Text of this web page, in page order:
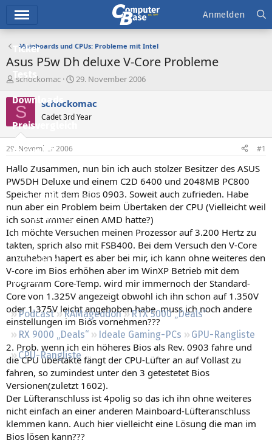
Ticker
Tests
Downloads
Preisvergleich
Forum
Aktuelles
Empfohlene Inhalte
Neue Beiträge
Neueste Aktivitäten
Leserartikel
Regeln
Podcast RAMageddon
RTX 5000 „Deals“
RX 9000 „Deals“
Ideale Gaming-PCs
GPU-Rangliste
CPU-Rangliste
Anmelden
Mainboards und CPUs: Probleme mit Intel
Asus P5w Dh deluxe V-Core Probleme
E
s
t
e
e
r
schockomac
E
s
e
t
a
m
29. November 2006
S schockomac
Cadet 3rd Year
29. November 2006 #1
Hallo Zusammen, nun bin ich auch stolzer Besitzer des ASUS
PW5DH Deluxe und einem C2D 6400 und 2048MB PC800
Speicher mit dem Bios 0903. Soweit auch zufrieden. Habe
nun aber ein Problem beim Übertaken der CPU (Vielleicht weil
ich sonst immer einen AMD hatte?)
Ich möchte Versuchen meinen Prozessor auf 3.200 Hertz zu
takten, sprich also mit FSB400. Bei dem Versuch den V-Core
anzuheben hapert es aber bei mir, ich kann ohne weiteres den
V-core im Bios erhöhen aber im WinXP Betrieb mit dem
Programm Core-Temp. wird mir immernoch der Standard-
Core von 1.325V angezeigt obwohl ich ihn schon auf 1.350V
oder 1.375V leicht angehoben habe, muss ich noch andere
einstellungen im Bios vornehmen???
2. Prob. wenn ich ein höheres Bios als Rev. 0903 fahre und
die CPU übertakte fängt der CPU-Lüfter an auf Vollast zu
fahren, so zumindest unter den 3 getestetet Bios
Versionen(zuletzt 1602).
Der Lüfteranschluss ist 4polig so das ich ihn ohne weiteres
nicht einfach an einer anderen Mainboard-Lüfteranschluss
klemmen kann. Auch hier vielleicht eine Lösung die man im
Bios lösen kann???